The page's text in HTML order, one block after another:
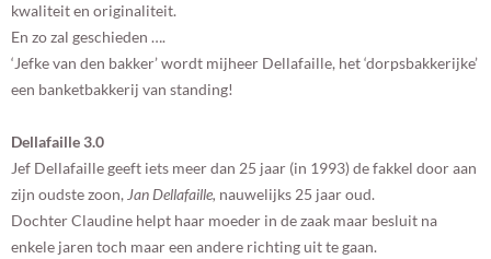
kwaliteit en originaliteit.
En zo zal geschieden ….
‘Jefke van den bakker’ wordt mijheer Dellafaille, het ‘dorpsbakkerijke’
een banketbakkerij van standing!
Dellafaille 3.0
Jef Dellafaille geeft iets meer dan 25 jaar (in 1993) de fakkel door aan
zijn oudste zoon, Jan Dellafaille, nauwelijks 25 jaar oud.
Dochter Claudine helpt haar moeder in de zaak maar besluit na
enkele jaren toch maar een andere richting uit te gaan.